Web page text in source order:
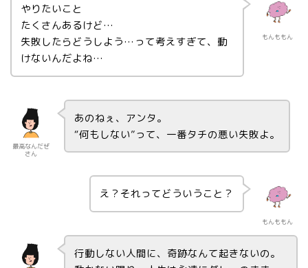
もんももん
やりたいこと
たくさんあるけど…
失敗したらどうしよう…って考えすぎて、動
けないんだよね…
最高なんだぜ
さん
あのねぇ、アンタ。
“何もしない”って、一番タチの悪い失敗よ。
もんももん
え？それってどういうこと？
行動しない人間に、奇跡なんて起きないの。